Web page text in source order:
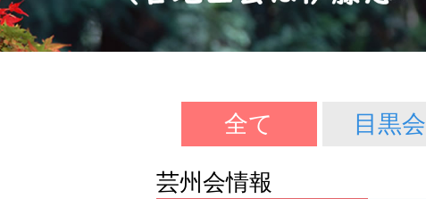
全て 目黒会
芸州会情報